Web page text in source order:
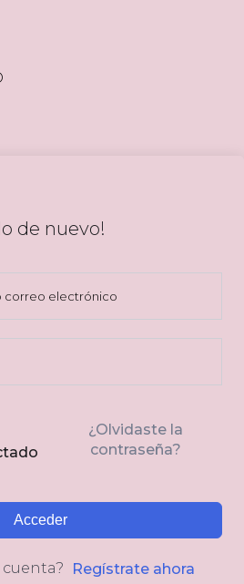
de nuevo!
¿Olvidaste la
contraseña?
Acceder
Regístrate ahora